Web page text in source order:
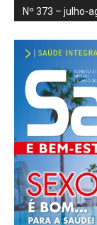
Nº 373 – julho-